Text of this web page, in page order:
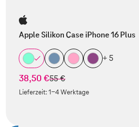
Apple Silikon Case iPhone 16 Plus
+ 5
38,50 €statt
55 €
Lieferzeit:1-4 Werktage